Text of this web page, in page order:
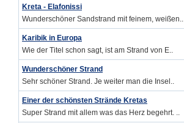
Kreta - Elafonissi
Wunderschöner Sandstrand mit feinem, weißen..
Karibik in Europa
Wie der Titel schon sagt, ist am Strand von E..
Wunderschöner Strand
Sehr schöner Strand. Je weiter man die Insel..
Einer der schönsten Strände Kretas
Super Strand mit allem was das Herz begehrt. ..